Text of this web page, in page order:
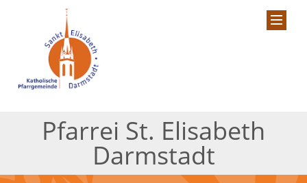
Pfarrei St. Elisabeth
Darmstadt